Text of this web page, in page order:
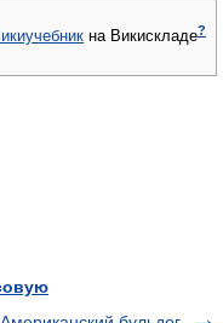
на Викискладе?